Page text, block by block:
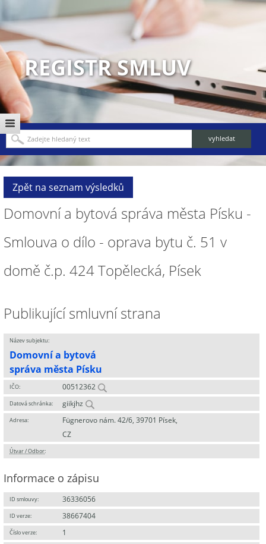
REGISTR SMLUV
Zpět na seznam výsledků
Domovní a bytová správa města Písku -
Smlouva o dílo - oprava bytu č. 51 v
domě č.p. 424 Topělecká, Písek
Publikující smluvní strana
Název subjektu:
Domovní a bytová
správa města Písku
IČO: 00512362
Datová schránka: giikjhz
Adresa:
Fügnerovo nám. 42/6, 39701 Písek,
CZ
Útvar / Odbor:
Informace o zápisu
ID smlouvy: 36336056
ID verze: 38667404
Číslo verze: 1